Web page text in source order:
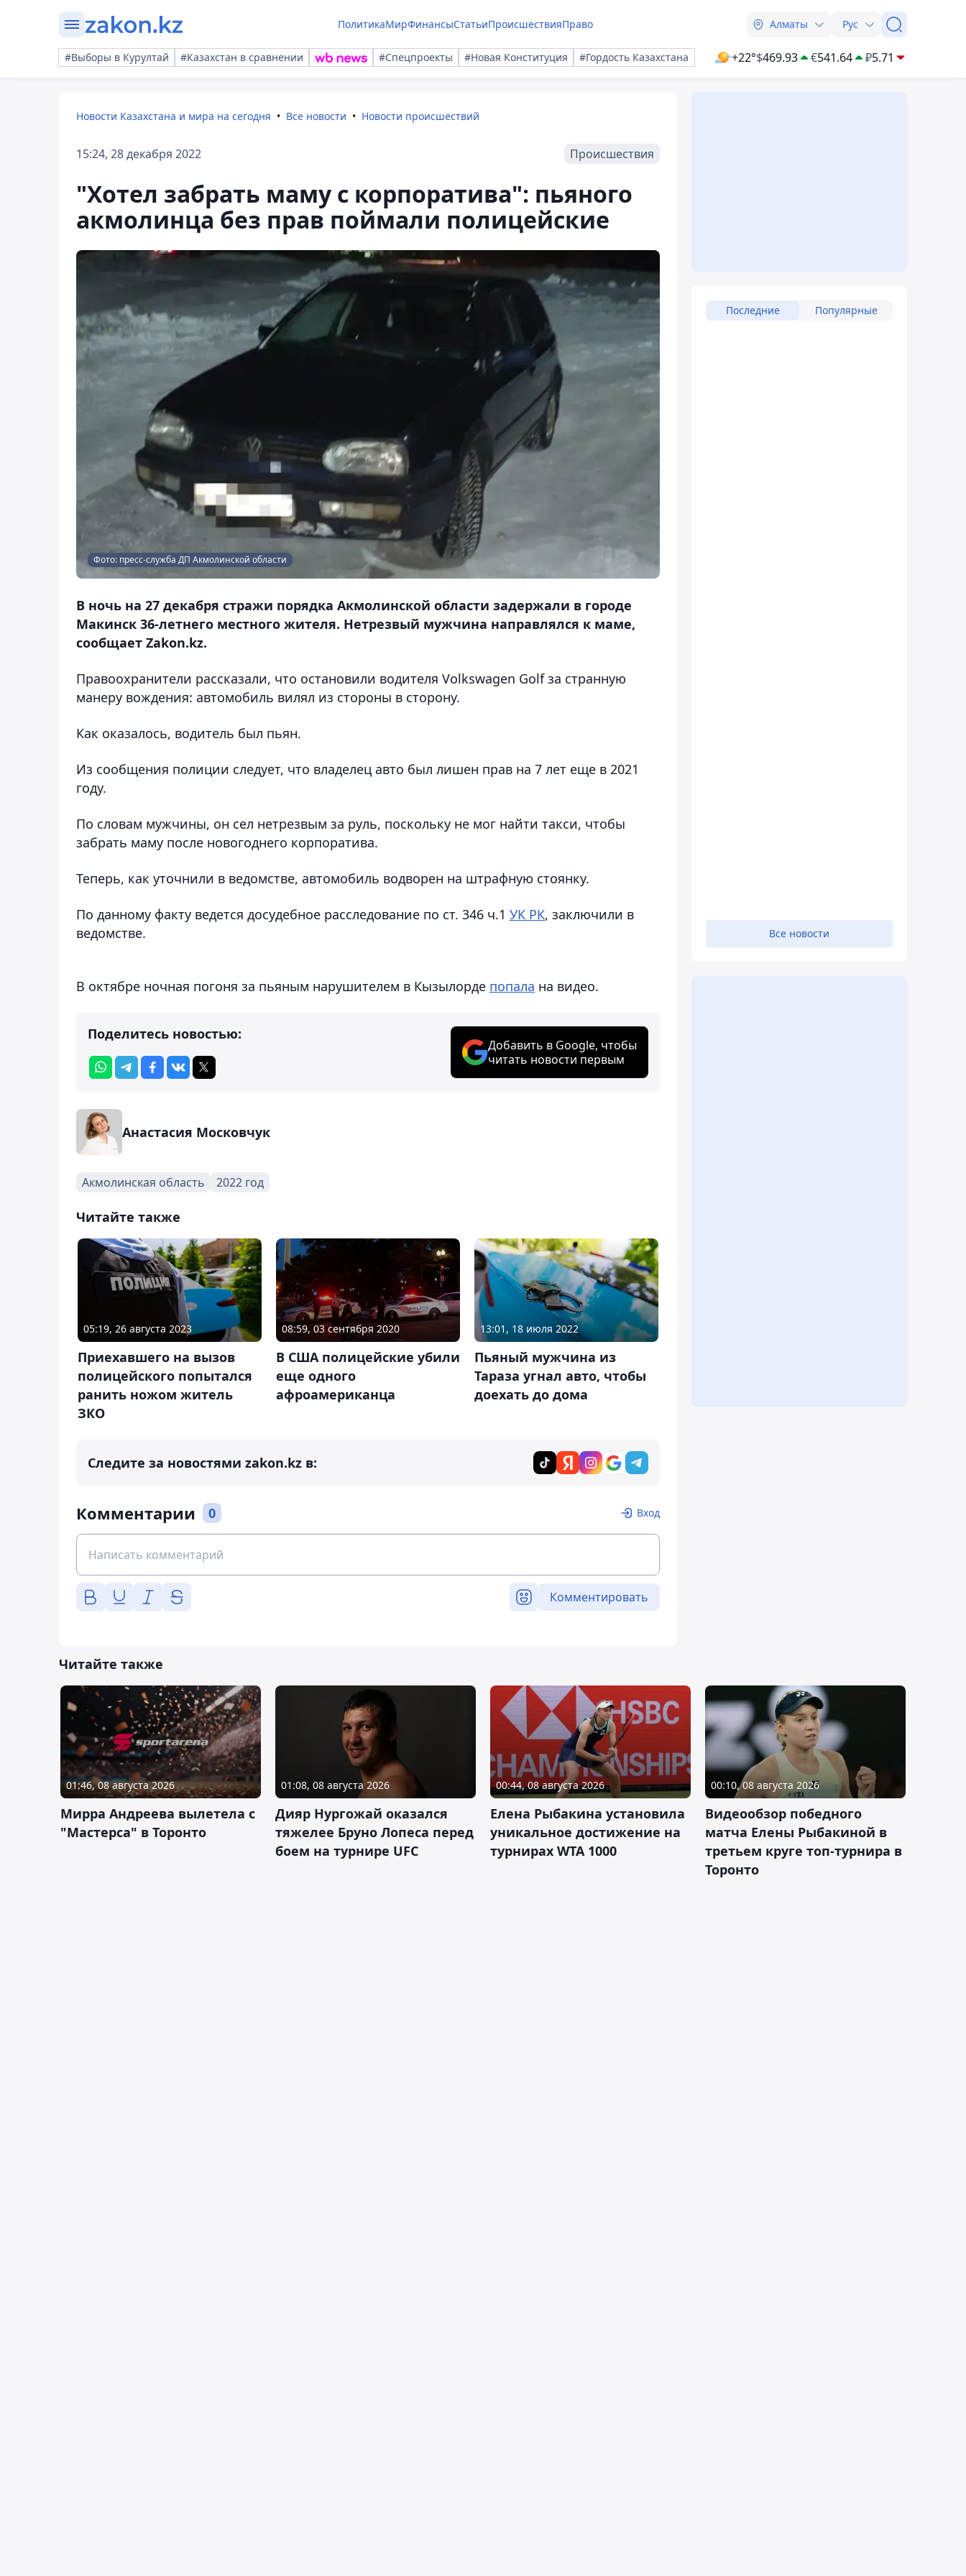
ПолитикаМирФинансыСтатьиПроисшествияПраво Алматы Рус
#Выборы в Курултай #Казахстан в сравнении #Спецпроекты #Новая Конституция #Гордость Казахстана +22°$469.93 €541.64 ₽5.71
Новости Казахстана и мира на сегодня Все новости Новости происшествий
15:24, 28 декабря 2022 Происшествия
"Хотел забрать маму с корпоратива": пьяного
акмолинца без прав поймали полицейские
Фото: пресс-служба ДП Акмолинской области
В ночь на 27 декабря стражи порядка Акмолинской области задержали в городе
Макинск 36-летнего местного жителя. Нетрезвый мужчина направлялся к маме,
сообщает Zakon.kz.
Правоохранители рассказали, что остановили водителя Volkswagen Golf за странную
манеру вождения: автомобиль вилял из стороны в сторону.
Как оказалось, водитель был пьян.
Из сообщения полиции следует, что владелец авто был лишен прав на 7 лет еще в 2021
году.
По словам мужчины, он сел нетрезвым за руль, поскольку не мог найти такси, чтобы
забрать маму после новогоднего корпоратива.
Теперь, как уточнили в ведомстве, автомобиль водворен на штрафную стоянку.
По данному факту ведется досудебное расследование по ст. 346 ч.1 УК РК, заключили в
ведомстве.
В октябре ночная погоня за пьяным нарушителем в Кызылорде попала на видео.
Поделитесь новостью:
Добавить в Google, чтобы
читать новости первым
Анастасия Московчук
Акмолинская область 2022 год
Читайте также
05:19, 26 августа 2023
Приехавшего на вызов
полицейского попытался
ранить ножом житель
ЗКО
08:59, 03 сентября 2020
В США полицейские убили
еще одного
афроамериканца
13:01, 18 июля 2022
Пьяный мужчина из
Тараза угнал авто, чтобы
доехать до дома
Следите за новостями zakon.kz в:
Комментарии 0 Вход
Комментировать
Последние Популярные
Все новости
Читайте также
01:46, 08 августа 2026
Мирра Андреева вылетела с
"Мастерса" в Торонто
01:08, 08 августа 2026
Дияр Нургожай оказался
тяжелее Бруно Лопеса перед
боем на турнире UFC
00:44, 08 августа 2026
Елена Рыбакина установила
уникальное достижение на
турнирах WTA 1000
00:10, 08 августа 2026
Видеообзор победного
матча Елены Рыбакиной в
третьем круге топ-турнира в
Торонто